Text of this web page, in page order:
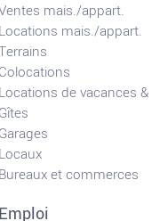
mais./appart.
Locations mais./appart.
Colocations
Locations de vacances &
Gîtes
Garages
Locaux
Bureaux et commerces
Emploi